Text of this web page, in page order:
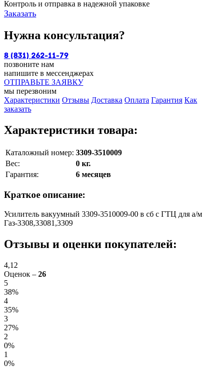
Контроль и отправка в надежной упаковке
Заказать
Нужна консультация?
8 (831) 262-11-79
позвоните нам
напишите в мессенджерах
ОТПРАВЬТЕ ЗАЯВКУ
мы перезвоним
Характеристики Отзывы Доставка Оплата Гарантия Как
заказать
Характеристики товара:
Каталожный номер: 3309-3510009
Вес:
0 кг.
Гарантия:
6 месяцев
Краткое описание:
Усилитель вакуумный 3309-3510009-00 в сб с ГТЦ для а/м
Газ-3308,33081,3309
Отзывы и оценки покупателей:
4,12
Оценок – 26
5
38%
4
35%
3
27%
2
0%
1
0%